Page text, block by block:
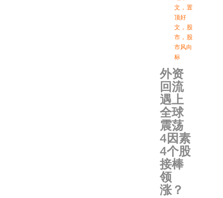
文 ， 置
顶好
文 ， 股
市 ， 股
市风向
标
外资
回流
遇上
全球
震荡
4因素
4个股
接棒
领
涨？